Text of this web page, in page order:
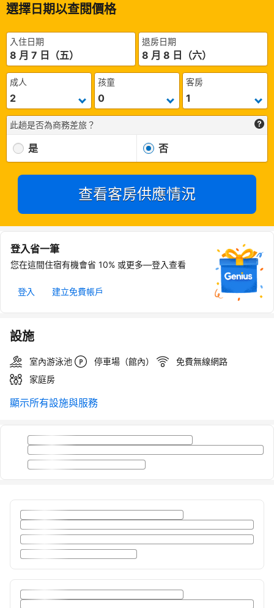
選擇日期以查閱價格
入住日期
8 月 7 日（五）
退房日期
8 月 8 日（六）
成人 孩童 客房
此趟是否為商務差旅？
是 否
查看客房供應情況
登入省一筆
您在這間住宿有機會省 10% 或更多—登入查看
登入 建立免費帳戶
設施
室內游泳池 停車場（館內）
免費無線網路
家庭房
顯示所有設施與服務